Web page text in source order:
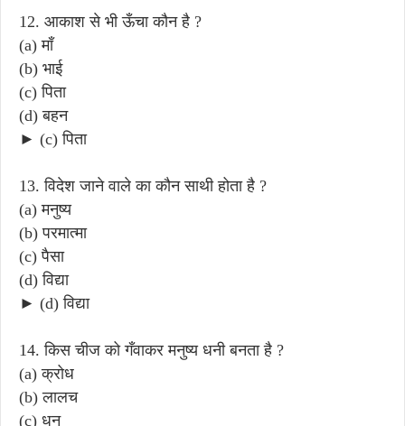
12. आकाश से भी ऊँचा कौन है ?
(a) माँ
(b) भाई
(c) पिता
(d) बहन
► (c) पिता
13. विदेश जाने वाले का कौन साथी होता है ?
(a) मनुष्य
(b) परमात्मा
(c) पैसा
(d) विद्या
► (d) विद्या
14. किस चीज को गँवाकर मनुष्य धनी बनता है ?
(a) क्रोध
(b) लालच
(c) धन